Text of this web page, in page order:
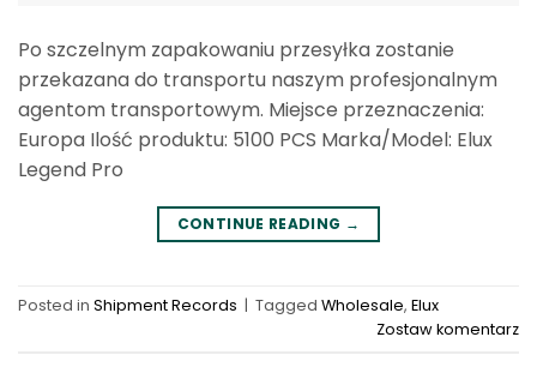
Po szczelnym zapakowaniu przesyłka zostanie
przekazana do transportu naszym profesjonalnym
agentom transportowym. Miejsce przeznaczenia:
Europa Ilość produktu: 5100 PCS Marka/Model: Elux
Legend Pro
CONTINUE READING →
Posted in Shipment Records | Tagged Wholesale, Elux
Zostaw komentarz